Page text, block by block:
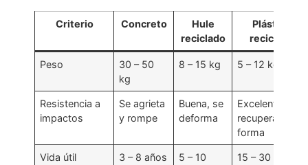
Criterio Concreto
Hule
reciclado
Plástico
reciclado
Peso
30 – 50
kg
8 – 15 kg 5 – 12 kg
Resistencia a
impactos
Se agrieta
y rompe
Buena, se
deforma
Excelente,
recupera
forma
Vida útil 3 – 8 años
5 – 10
15 – 30 años